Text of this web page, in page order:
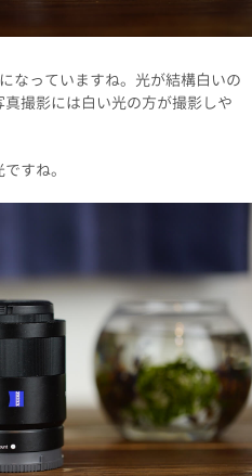
なっていますね。光が結構白いの
撮影には白い光の方が撮影しや
すね。